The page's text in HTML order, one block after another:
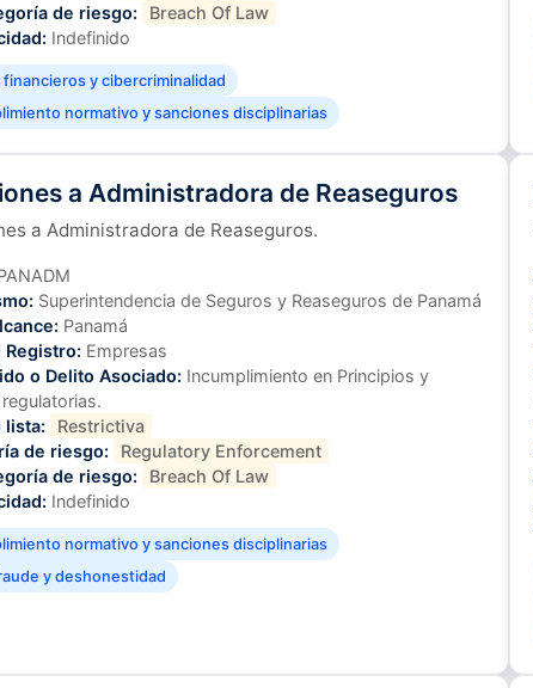
de riesgo:
Breach Of Law
Indefinido
financieros y cibercriminalidad
normativo y sanciones disciplinarias
a Administradora de Reaseguros
a Administradora de Reaseguros.
Superintendencia de Seguros y Reaseguros de Panamá
Panamá
Registro: Empresas
o Delito Asociado: Incumplimiento en Principios y
lista:
Restrictiva
de riesgo:
Regulatory Enforcement
de riesgo:
Breach Of Law
Indefinido
normativo y sanciones disciplinarias
y deshonestidad